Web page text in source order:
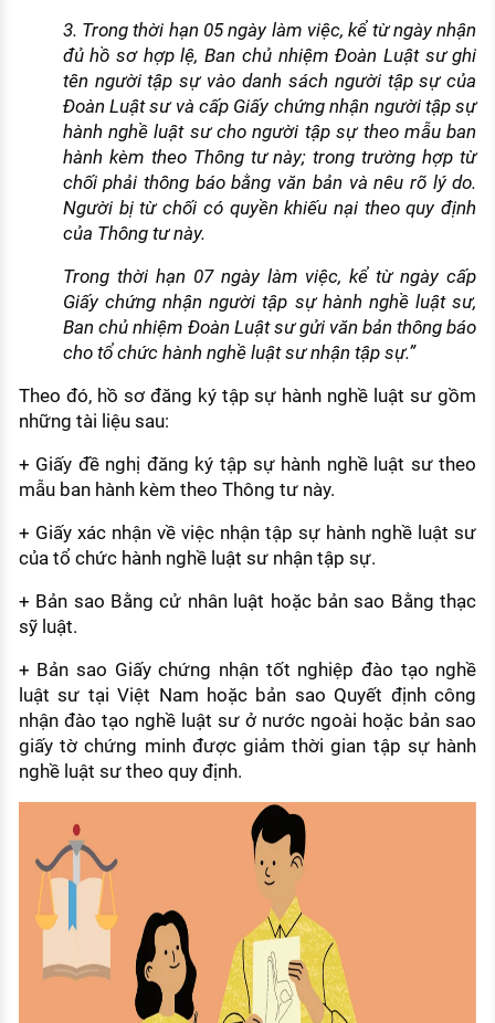
3. Trong thời hạn 05 ngày làm việc, kể từ ngày nhận
đủ hồ sơ hợp lệ, Ban chủ nhiệm Đoàn Luật sư ghi
tên người tập sự vào danh sách người tập sự của
Đoàn Luật sư và cấp Giấy chứng nhận người tập sự
hành nghề luật sư cho người tập sự theo mẫu ban
hành kèm theo Thông tư này; trong trường hợp từ
chối phải thông báo bằng văn bản và nêu rõ lý do.
Người bị từ chối có quyền khiếu nại theo quy định
của Thông tư này.
Trong thời hạn 07 ngày làm việc, kể từ ngày cấp
Giấy chứng nhận người tập sự hành nghề luật sư,
Ban chủ nhiệm Đoàn Luật sư gửi văn bản thông báo
cho tổ chức hành nghề luật sư nhận tập sự.”
Theo đó, hồ sơ đăng ký tập sự hành nghề luật sư gồm
những tài liệu sau:
+ Giấy đề nghị đăng ký tập sự hành nghề luật sư theo
mẫu ban hành kèm theo Thông tư này.
+ Giấy xác nhận về việc nhận tập sự hành nghề luật sư
của tổ chức hành nghề luật sư nhận tập sự.
+ Bản sao Bằng cử nhân luật hoặc bản sao Bằng thạc
sỹ luật.
+ Bản sao Giấy chứng nhận tốt nghiệp đào tạo nghề
luật sư tại Việt Nam hoặc bản sao Quyết định công
nhận đào tạo nghề luật sư ở nước ngoài hoặc bản sao
giấy tờ chứng minh được giảm thời gian tập sự hành
nghề luật sư theo quy định.